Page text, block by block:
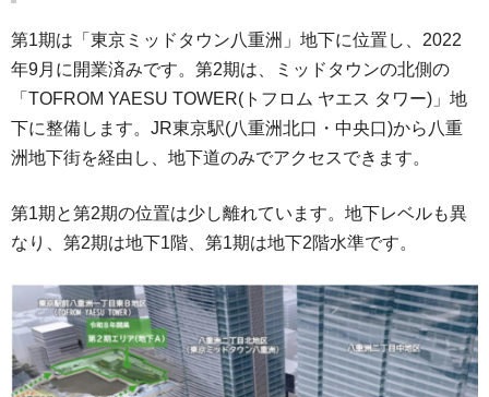
第1期は「東京ミッドタウン八重洲」地下に位置し、2022
年9月に開業済みです。第2期は、ミッドタウンの北側の
「TOFROM YAESU TOWER(トフロム ヤエス タワー)」地
下に整備します。JR東京駅(八重洲北口・中央口)から八重
洲地下街を経由し、地下道のみでアクセスできます。
第1期と第2期の位置は少し離れています。地下レベルも異
なり、第2期は地下1階、第1期は地下2階水準です。